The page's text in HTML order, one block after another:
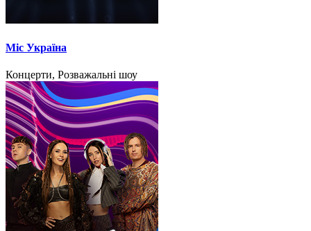
Міс Україна
Концерти, Розважальні шоу